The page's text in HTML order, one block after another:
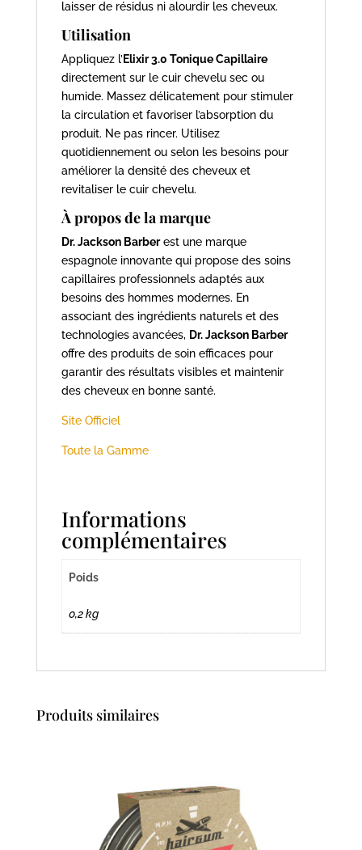
laisser de résidus ni alourdir les cheveux.
Utilisation
Appliquez l’ Elixir 3.0 Tonique Capillaire
directement sur le cuir chevelu sec ou
humide. Massez délicatement pour stimuler
la circulation et favoriser l’absorption du
produit. Ne pas rincer. Utilisez
quotidiennement ou selon les besoins pour
améliorer la densité des cheveux et
revitaliser le cuir chevelu.
À propos de la marque
Dr. Jackson Barberest une marque
espagnole innovante qui propose des soins
capillaires professionnels adaptés aux
besoins des hommes modernes. En
associant des ingrédients naturels et des
technologies avancées, Dr. Jackson Barber
offre des produits de soin efficaces pour
garantir des résultats visibles et maintenir
des cheveux en bonne santé.
Site Officiel
Toute la Gamme
Informations
complémentaires
Poids
0,2 kg
Produits similaires